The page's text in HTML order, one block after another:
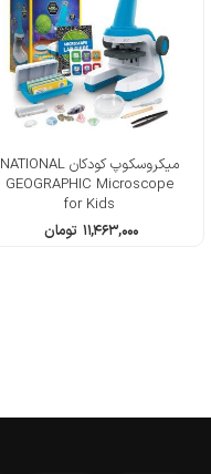
میکروسکوپ کودکان NATIONAL
GEOGRAPHIC Microscope
for Kids
۱۱,۴۶۳,۰۰۰ تومان